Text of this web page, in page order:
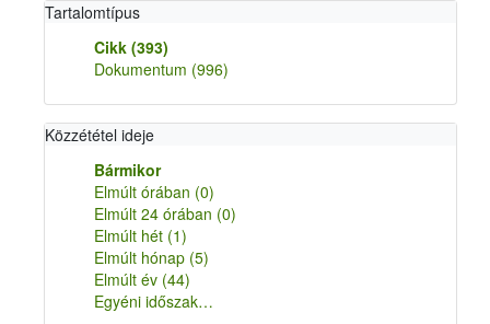
Tartalomtípus
Cikk (393)
Dokumentum (996)
Közzététel ideje
Bármikor
Elmúlt órában (0)
Elmúlt 24 órában (0)
Elmúlt hét (1)
Elmúlt hónap (5)
Elmúlt év (44)
Egyéni időszak…